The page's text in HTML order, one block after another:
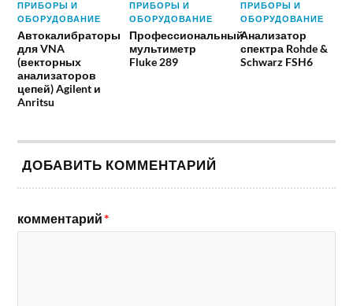
ПРИБОРЫ И
ОБОРУДОВАНИЕ
Автокалибраторы
для VNA
(векторных
анализаторов
цепей) Agilent и
Anritsu
ПРИБОРЫ И
ОБОРУДОВАНИЕ
Профессиональный
мультиметр
Fluke 289
ПРИБОРЫ И
ОБОРУДОВАНИЕ
Анализатор
спектра Rohde &
Schwarz FSH6
ДОБАВИТЬ КОММЕНТАРИЙ
комментарий*